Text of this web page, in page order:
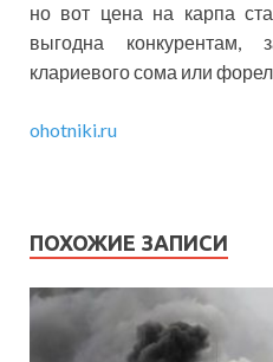
но вот цена на карпа
выгодна конкурентам,
клариевого сома или
ohotniki.ru
ПОХОЖИЕ ЗАПИСИ